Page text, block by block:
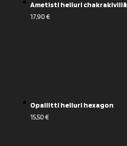
Ametisti heiluri chakrakivillä
17,90€
Opaliitti heiluri hexagon
15,50€